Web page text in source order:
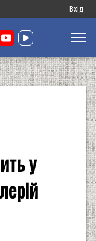
Меню
запису
Вхід
у